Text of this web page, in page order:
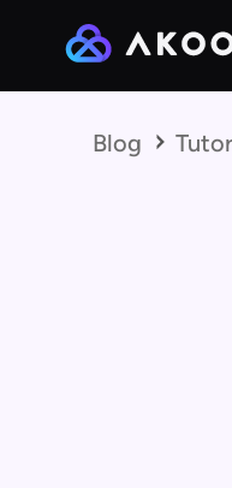
Blog